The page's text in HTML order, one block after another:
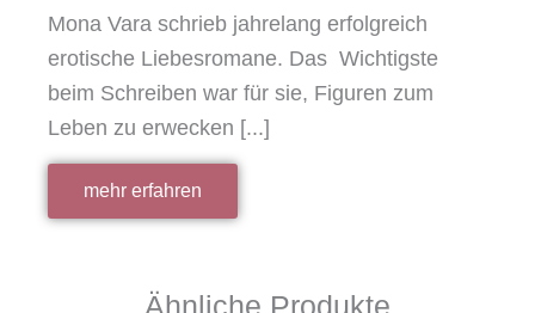
Mona Vara schrieb jahrelang erfolgreich
erotische Liebesromane. Das Wichtigste
beim Schreiben war für sie, Figuren zum
Leben zu erwecken [...]
mehr erfahren
Ähnliche Produkte